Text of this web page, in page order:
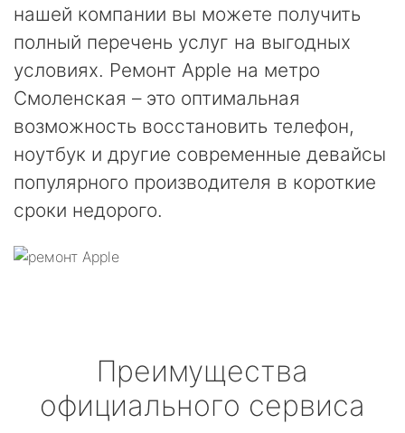
нашей компании вы можете получить
полный перечень услуг на выгодных
условиях. Ремонт Apple на метро
Смоленская – это оптимальная
возможность восстановить телефон,
ноутбук и другие современные девайсы
популярного производителя в короткие
сроки недорого.
Преимущества
официального сервиса